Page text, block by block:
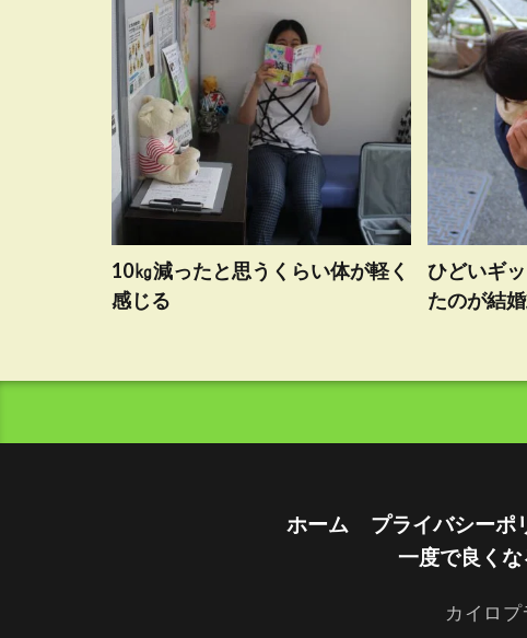
10㎏減ったと思うくらい体が軽く
感じる
ひどいギ
たのが結
ホーム プライバシーポ
一度で良く
カイロ